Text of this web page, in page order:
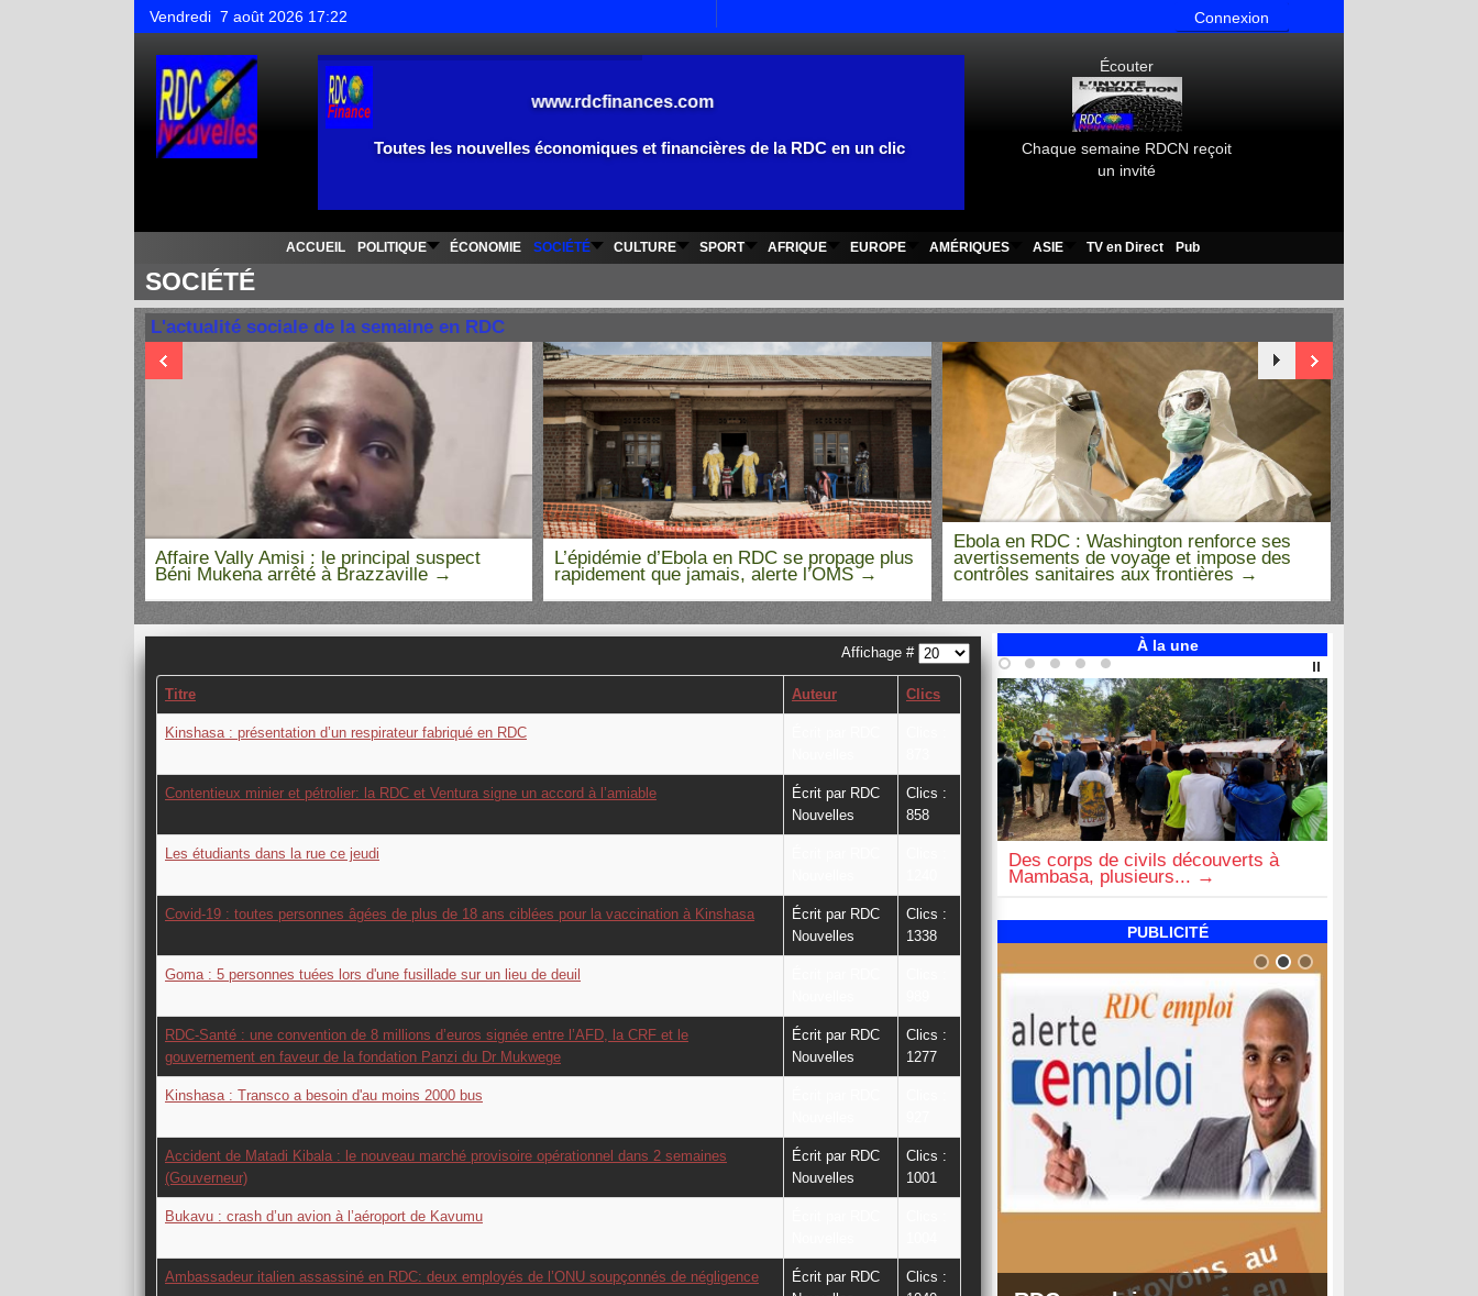
Vendredi 7 août 2026 17:22 Connexion
Toutes les nouvelles économiques et financières de la RDC en un clic
www.rdcfinances.com
Écouter
Chaque semaine RDCN reçoit
un invité
ACCUEIL POLITIQUE ÉCONOMIE SOCIÉTÉ CULTURE SPORT AFRIQUE EUROPE AMÉRIQUES ASIE TV en Direct Pub
SOCIÉTÉ
L'actualité sociale de la semaine en RDC
Affaire Vally Amisi : le principal suspect
Béni Mukena arrêté à Brazzaville
L’épidémie d’Ebola en RDC se propage plus
rapidement que jamais, alerte l’OMS
Ebola en RDC : Washington renforce ses
avertissements de voyage et impose des
contrôles sanitaires aux frontières
Affichage #
Titre Auteur Clics
Kinshasa : présentation d’un respirateur fabriqué en RDC
Contentieux minier et pétrolier: la RDC et Ventura signe un accord à l’amiable
Écrit par RDC
Nouvelles
Clics :
858
Les étudiants dans la rue ce jeudi
Covid-19 : toutes personnes âgées de plus de 18 ans ciblées pour la vaccination à Kinshasa
Écrit par RDC
Nouvelles
Clics :
1338
Goma : 5 personnes tuées lors d'une fusillade sur un lieu de deuil
RDC-Santé : une convention de 8 millions d’euros signée entre l’AFD, la CRF et le
gouvernement en faveur de la fondation Panzi du Dr Mukwege
Écrit par RDC
Nouvelles
Clics :
1277
Kinshasa : Transco a besoin d'au moins 2000 bus
Accident de Matadi Kibala : le nouveau marché provisoire opérationnel dans 2 semaines
(Gouverneur)
Écrit par RDC
Nouvelles
Clics :
1001
Bukavu : crash d’un avion à l’aéroport de Kavumu
Ambassadeur italien assassiné en RDC: deux employés de l’ONU soupçonnés de négligence
Écrit par RDC
Clics :
À la une
Des corps de civils découverts à
Mambasa, plusieurs...
PUBLICITÉ